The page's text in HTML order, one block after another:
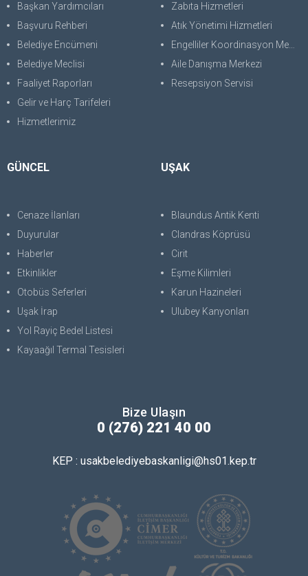
Başkan Yardımcıları
Başvuru Rehberi
Belediye Encümeni
Belediye Meclisi
Faaliyet Raporları
Gelir ve Harç Tarifeleri
Hizmetlerimiz
Zabıta Hizmetleri
Atık Yönetimi Hizmetleri
Engelliler Koordinasyon Merkezi
Aile Danışma Merkezi
Resepsiyon Servisi
GÜNCEL
Cenaze İlanları
Duyurular
Haberler
Etkinlikler
Otobüs Seferleri
Uşak İrap
Yol Rayiç Bedel Listesi
Kayaağıl Termal Tesisleri
UŞAK
Blaundus Antik Kenti
Clandras Köprüsü
Cirit
Eşme Kilimleri
Karun Hazineleri
Ulubey Kanyonları
Bize Ulaşın
0 (276) 221 40 00
KEP : usakbelediyebaskanligi@hs01.kep.tr